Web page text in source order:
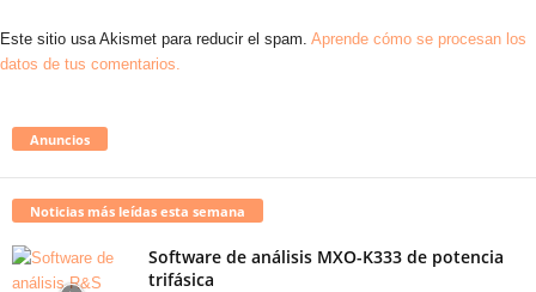
Este sitio usa Akismet para reducir el spam. Aprende cómo se procesan los
datos de tus comentarios.
Anuncios
Noticias más leídas esta semana
Software de análisis MXO-K333 de potencia
trifásica